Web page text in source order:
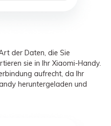
der Daten, die Sie
sie in Ihr Xiaomi-Handy.
aufrecht, da Ihr
heruntergeladen und